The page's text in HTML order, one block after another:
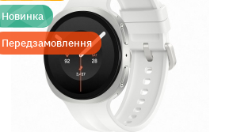
Новинка
Передзамовлення